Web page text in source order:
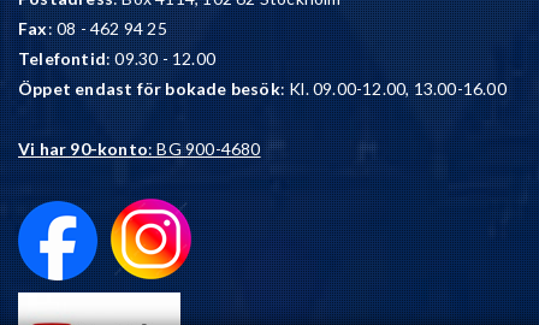
Fax: 08 - 462 94 25
Telefontid: 09.30 - 12.00
Öppet endast för bokade besök: Kl. 09.00-12.00, 13.00-16.00
Vi har 90-konto: BG 900-4680